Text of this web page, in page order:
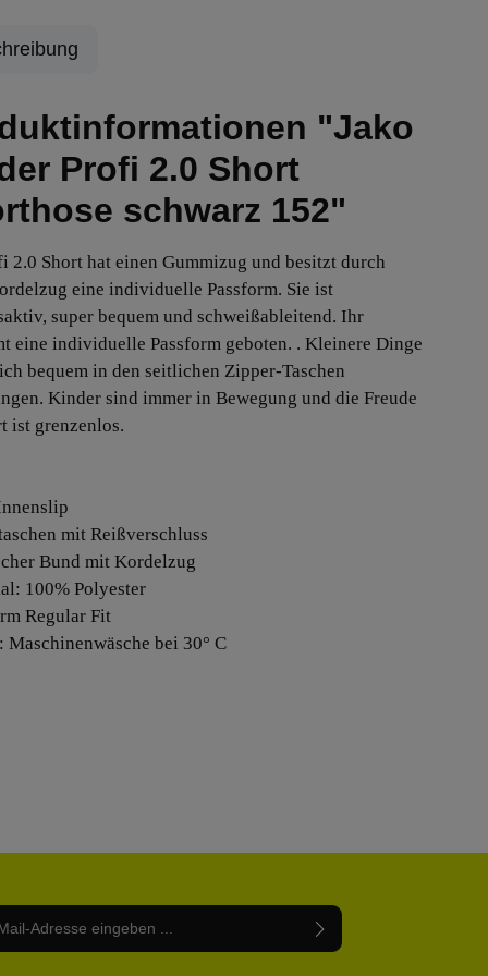
"Jako
Profi 2.0 Short
schwarz 152"
2.0 Short hat einen Gummizug und besitzt durch
eine individuelle Passform. Sie ist
super bequem und schweißableitend. Ihr
eine individuelle Passform geboten. . Kleinere Dinge
bequem in den seitlichen Zipper-Taschen
Kinder sind immer in Bewegung und die Freude
ist grenzenlos.
mit Reißverschluss
Bund mit Kordelzug
100% Polyester
Regular Fit
Maschinenwäsche bei 30° C